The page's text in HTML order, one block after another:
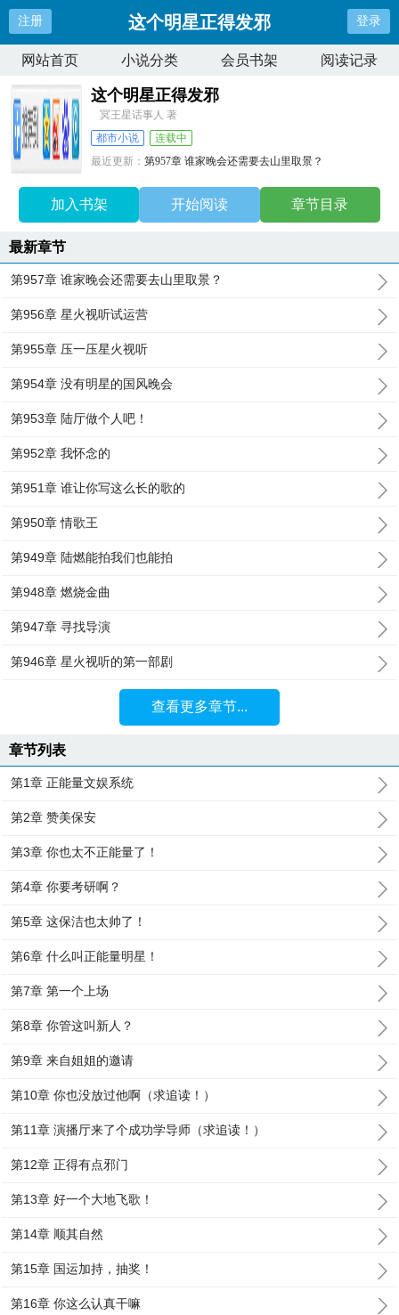
注册 这个明星正得发邪 登录
网站首页 小说分类 会员书架 阅读记录
这个明星正得发邪
冥王星话事人 著
都市小说
连载中
最近更新：第957章 谁家晚会还需要去山里取景？
加入书架 开始阅读 章节目录
最新章节
第957章 谁家晚会还需要去山里取景？
第956章 星火视听试运营
第955章 压一压星火视听
第954章 没有明星的国风晚会
第953章 陆厅做个人吧！
第952章 我怀念的
第951章 谁让你写这么长的歌的
第950章 情歌王
第949章 陆燃能拍我们也能拍
第948章 燃烧金曲
第947章 寻找导演
第946章 星火视听的第一部剧
查看更多章节...
章节列表
第1章 正能量文娱系统
第2章 赞美保安
第3章 你也太不正能量了！
第4章 你要考研啊？
第5章 这保洁也太帅了！
第6章 什么叫正能量明星！
第7章 第一个上场
第8章 你管这叫新人？
第9章 来自姐姐的邀请
第10章 你也没放过他啊（求追读！）
第11章 演播厅来了个成功学导师（求追读！）
第12章 正得有点邪门
第13章 好一个大地飞歌！
第14章 顺其自然
第15章 国运加持，抽奖！
第16章 你这么认真干嘛